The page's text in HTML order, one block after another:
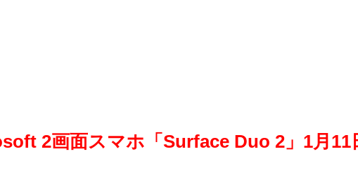
2画面スマホ「Surface Duo 2」1月11